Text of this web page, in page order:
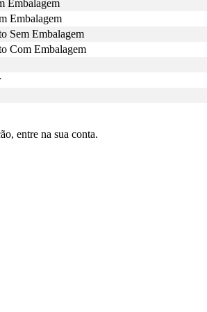
Embalagem
Embalagem
Sem Embalagem
Com Embalagem
entre na sua conta.